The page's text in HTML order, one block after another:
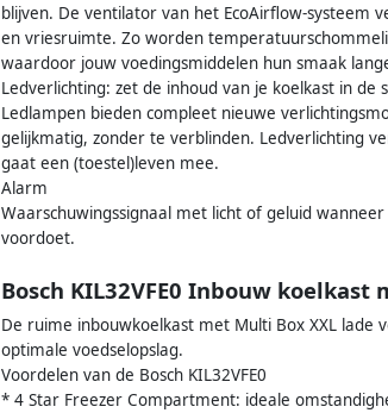
blijven. De ventilator van het EcoAirflow-systeem
en vriesruimte. Zo worden
waardoor jouw voedingsmiddelen hun smaak
Ledverlichting: zet de inhoud van je koelkast in de
Ledlampen bieden compleet nieuwe
gelijkmatig, zonder te verblinden. Ledverlichting
gaat een (toestel)leven mee.
Alarm
Waarschuwingssignaal met licht of geluid
voordoet.
Bosch KIL32VFE0 Inbouw koelkast
De ruime inbouwkoelkast met Multi Box XXL
optimale voedselopslag.
Voordelen van de Bosch KIL32VFE0
* 4 Star Freezer Compartment: ideale